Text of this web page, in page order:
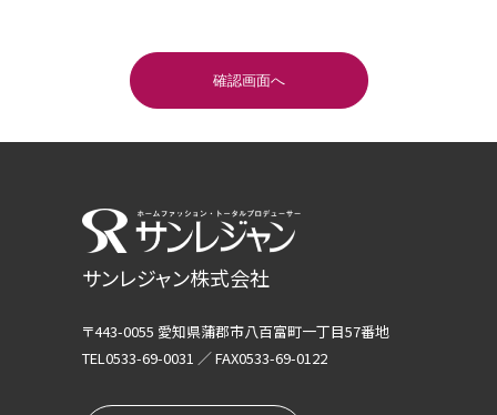
サンレジャン株式会社
〒443-0055 愛知県蒲郡市八百富町一丁目57番地
TEL0533-69-0031 ／ FAX0533-69-0122